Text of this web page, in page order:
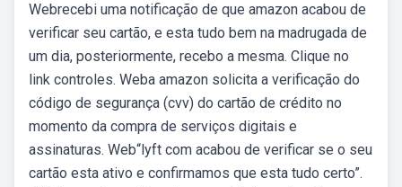
Webrecebi uma notificação de que amazon acabou de
verificar seu cartão, e esta tudo bem na madrugada de
um dia, posteriormente, recebo a mesma. Clique no
link controles. Weba amazon solicita a verificação do
código de segurança (cvv) do cartão de crédito no
momento da compra de serviços digitais e
assinaturas. Web“lyft com acabou de verificar se o seu
cartão esta ativo e confirmamos que esta tudo certo”.